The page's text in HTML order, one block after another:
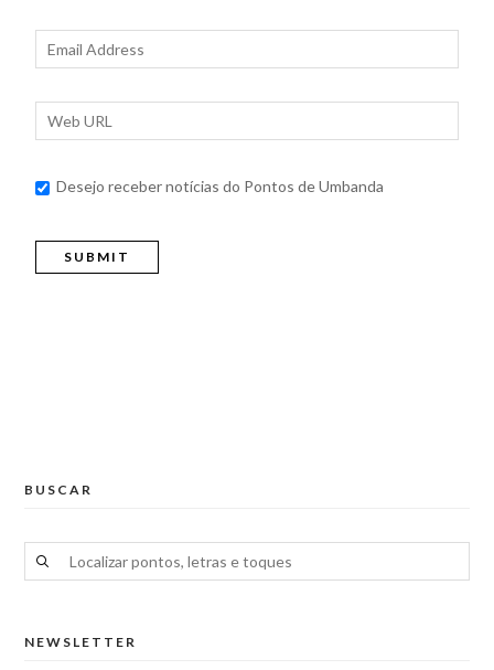
Desejo receber notícias do Pontos de Umbanda
BUSCAR
NEWSLETTER